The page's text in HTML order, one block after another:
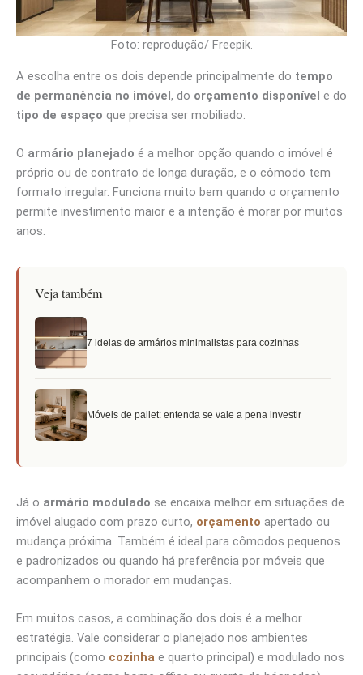
Foto: reprodução/ Freepik.
A escolha entre os dois depende principalmente do tempo
de permanência no imóvel, do orçamento disponível e do
tipo de espaço que precisa ser mobiliado.
O armário planejado é a melhor opção quando o imóvel é
próprio ou de contrato de longa duração, e o cômodo tem
formato irregular. Funciona muito bem quando o orçamento
permite investimento maior e a intenção é morar por muitos
anos.
Veja também
7 ideias de armários minimalistas para cozinhas
Móveis de pallet: entenda se vale a pena investir
Já o armário modulado se encaixa melhor em situações de
imóvel alugado com prazo curto, orçamento apertado ou
mudança próxima. Também é ideal para cômodos pequenos
e padronizados ou quando há preferência por móveis que
acompanhem o morador em mudanças.
Em muitos casos, a combinação dos dois é a melhor
estratégia. Vale considerar o planejado nos ambientes
principais (como cozinha e quarto principal) e modulado nos